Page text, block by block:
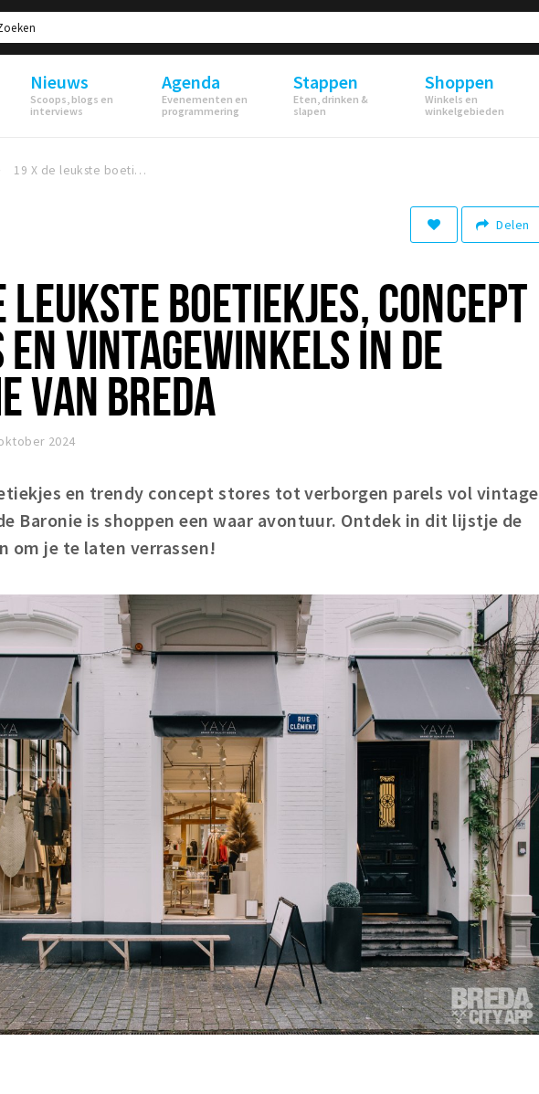
Nieuws
Scoops, blogs en
interviews
Agenda
Evenementen en
programmering
Stappen
Eten, drinken &
slapen
Shoppen
Winkels en
winkelgebieden
19 X de leukste boetiekjes, concept stores en vintagewinkels in de Baronie van Breda
Delen
BOETIEKJES, CONCEPT
EN VINTAGEWINKELS IN DE
VAN BREDA
2024
en trendy concept stores tot verborgen parels vol vintage
Baronie is shoppen een waar avontuur. Ontdek in dit lijstje de
om je te laten verrassen!